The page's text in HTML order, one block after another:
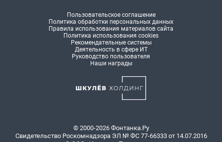
Пользовательское соглашение
Политика обработки персональных данных
Правила использования материалов сайта
Политика использования cookies
Рекомендательные системы
Деятельность в сфере ИТ
Руководство пользователя
Наши награды
© 2000-2026 Фонтанка.Ру
Свидетельство Роскомнадзора ЭЛ № ФС 77-66333 от 14.07.2016